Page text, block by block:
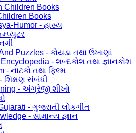
Children Books
Books
Humor - હાસ્ય
Puzzles - કોયડા તથા ઉખાણાં
- શબ્દકોશ તથા જ્ઞાનકોશ
- નાટકો તથા ફિલ્મ
શિક્ષણ સંબંધી
- અંગ્રેજી શીખો
- ગુજરાતી લોકગીત
- સામાન્ય જ્ઞાન